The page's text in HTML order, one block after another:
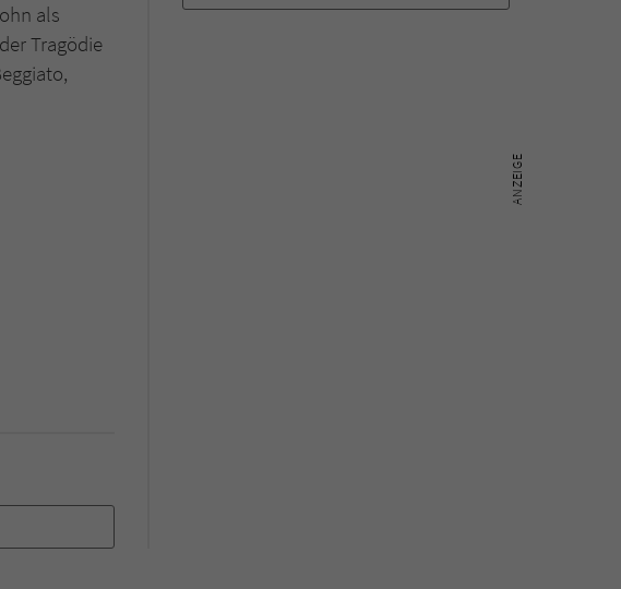
als
Tragödie